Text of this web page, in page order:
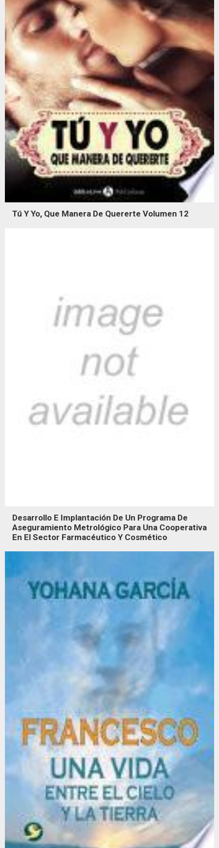
Tú Y Yo, Que Manera De Quererte Volumen 12
Desarrollo E Implantación De Un Programa De
Aseguramiento Metrológico Para Una Cooperativa
En El Sector Farmacéutico Y Cosmético